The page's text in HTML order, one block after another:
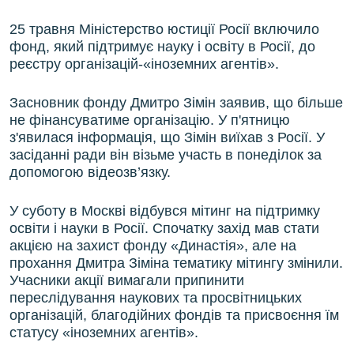
25 травня Міністерство юстиції Росії включило
фонд, який підтримує науку і освіту в Росії, до
реєстру організацій-«іноземних агентів».
Засновник фонду Дмитро Зімін заявив, що більше
не фінансуватиме організацію. У п'ятницю
з'явилася інформація, що Зімін виїхав з Росії. У
засіданні ради він візьме участь в понеділок за
допомогою відеозв’язку.
У суботу в Москві відбувся мітинг на підтримку
освіти і науки в Росії. Спочатку захід мав стати
акцією на захист фонду «Династія», але на
прохання Дмитра Зіміна тематику мітингу змінили.
Учасники акції вимагали припинити
переслідування наукових та просвітницьких
організацій, благодійних фондів та присвоєння їм
статусу «іноземних агентів».